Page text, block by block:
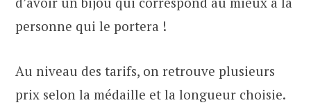
personne qui le portera !
Au niveau des tarifs, on retrouve plusieurs
prix selon la médaille et la longueur choisie.